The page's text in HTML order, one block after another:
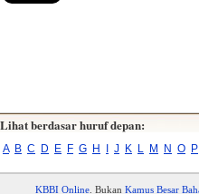
Lihat berdasar huruf depan:
A B C D E F G H J K L M N O P
KBBI Online. Bukan Kamus Besar